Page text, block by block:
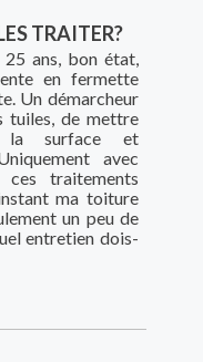
TRAITER?
ans, bon état,
en fermette
Un démarcheur
tuiles, de mettre
la surface et
avec
ces traitements
ma toiture
un peu de
entretien dois-